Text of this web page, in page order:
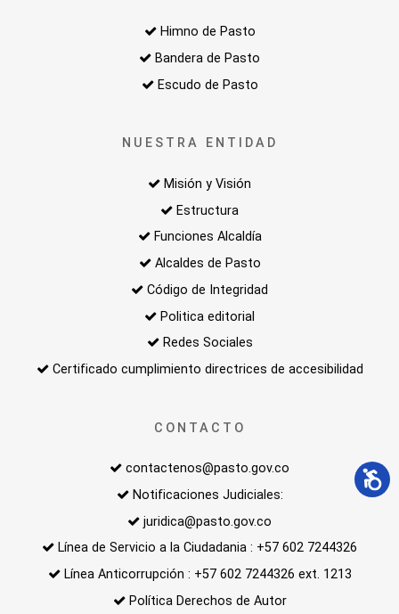
Himno de Pasto
Bandera de Pasto
Escudo de Pasto
NUESTRA ENTIDAD
Misión y Visión
Estructura
Funciones Alcaldía
Alcaldes de Pasto
Código de Integridad
Politica editorial
Redes Sociales
Certificado cumplimiento directrices de accesibilidad
CONTACTO
contactenos@pasto.gov.co
Notificaciones Judiciales:
juridica@pasto.gov.co
Línea de Servicio a la Ciudadania : +57 602 7244326
Línea Anticorrupción : +57 602 7244326 ext. 1213
Política Derechos de Autor